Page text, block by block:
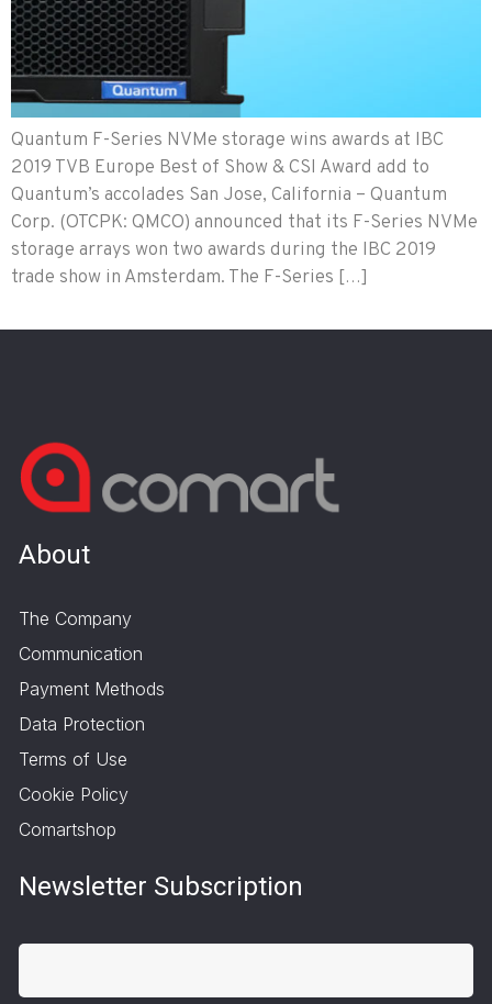
Quantum F-Series NVMe storage wins awards at IBC
2019 TVB Europe Best of Show & CSI Award add to
Quantum’s accolades San Jose, California – Quantum
Corp. (OTCPK: QMCO) announced that its F-Series NVMe
storage arrays won two awards during the IBC 2019
trade show in Amsterdam. The F-Series […]
About
The Company
Communication
Payment Methods
Data Protection
Terms of Use
Cookie Policy
Comartshop
Newsletter Subscription